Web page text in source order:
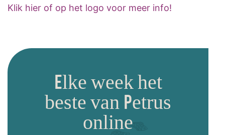
Klik hier of op het logo voor meer info!
Elke week het
beste van Petrus
online